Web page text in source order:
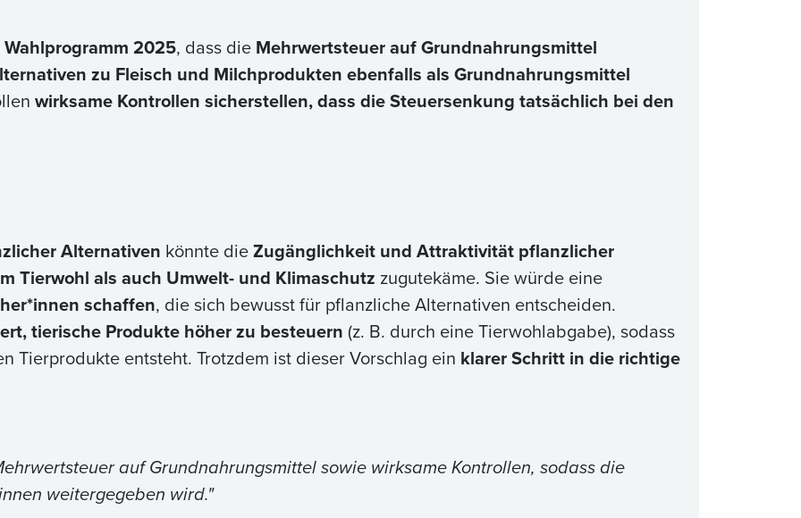
Wahlprogramm 2025, dass die Mehrwertsteuer auf Grundnahrungsmittel
zu Fleisch und Milchprodukten ebenfalls als Grundnahrungsmittel
wirksame Kontrollen sicherstellen, dass die Steuersenkung tatsächlich bei den
Alternativen könnte dieZugänglichkeit und Attraktivität pflanzlicher
Tierwohl als auch Umwelt- und Klimaschutz zugutekäme. Sie würde eine
schaffen, die sich bewusst für pflanzliche Alternativen entscheiden.
tierische Produkte höher zu besteuern (z. B. durch eine Tierwohlabgabe), sodass
Tierprodukte entsteht. Trotzdem ist dieser Vorschlag ein klarer Schritt in die richtige
auf Grundnahrungsmittel sowie wirksame Kontrollen, sodass die
weitergegeben wird."